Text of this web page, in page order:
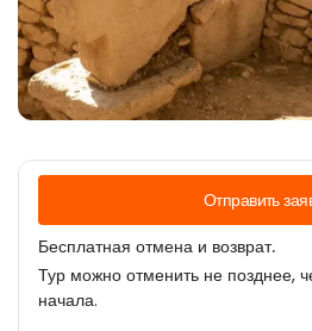
Отправить
Бесплатная отмена и возврат.
Тур можно отменить не позднее,
начала.